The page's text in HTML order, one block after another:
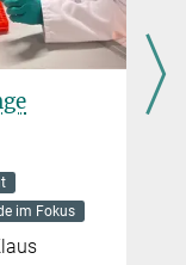
im Fokus